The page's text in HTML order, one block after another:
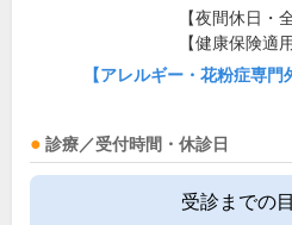
【夜間休日・
【健康保険適用
【アレルギー・花粉症専門
診療／受付時間・休診日
受診までの